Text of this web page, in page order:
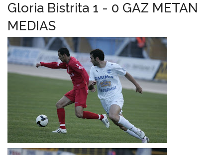
Gloria Bistrita 1 - 0 GAZ METAN
MEDIAS